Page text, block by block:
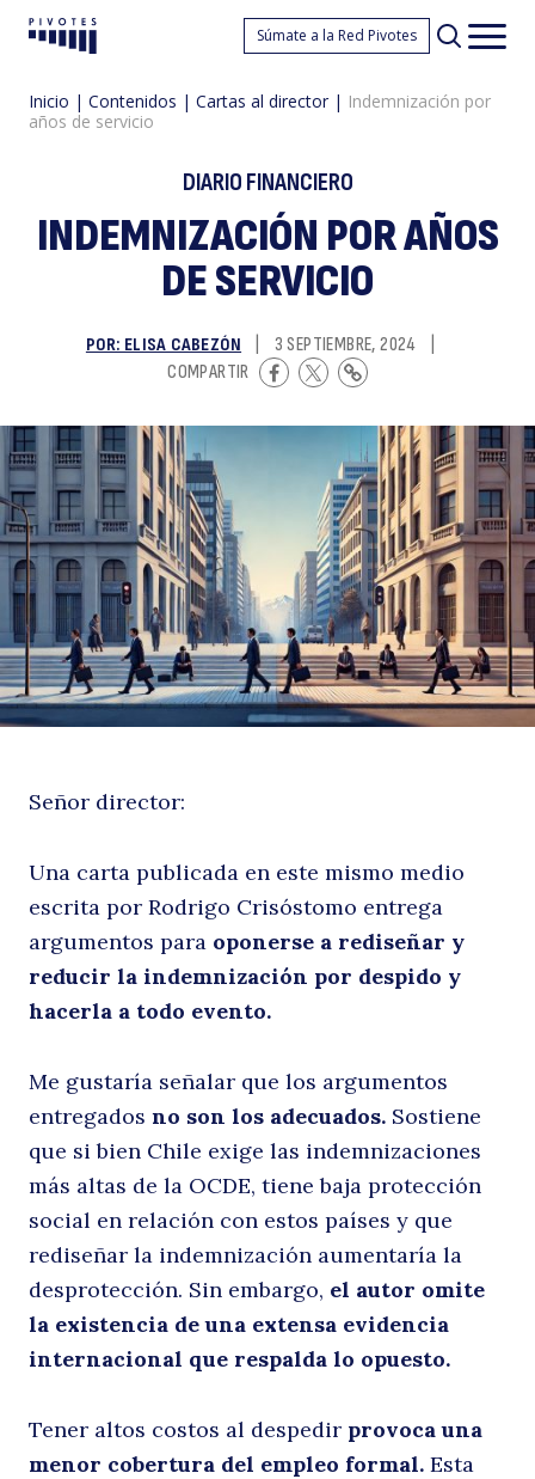
Pivotes Súmate a la Red Pivotes
Inicio | Contenidos | Cartas al director | Indemnización por
años de servicio
DIARIO FINANCIERO
INDEMNIZACIÓN POR AÑOS
DE SERVICIO
POR: ELISA CABEZÓN 3 SEPTIEMBRE, 2024
COMPARTIR
Señor director:
Una carta publicada en este mismo medio
escrita por Rodrigo Crisóstomo entrega
argumentos para oponerse a rediseñar y
reducir la indemnización por despido y
hacerla a todo evento.
Me gustaría señalar que los argumentos
entregados no son los adecuados. Sostiene
que si bien Chile exige las indemnizaciones
más altas de la OCDE, tiene baja protección
social en relación con estos países y que
rediseñar la indemnización aumentaría la
desprotección. Sin embargo, el autor omite
la existencia de una extensa evidencia
internacional que respalda lo opuesto.
Tener altos costos al despedir provoca una
menor cobertura del empleo formal. Esta